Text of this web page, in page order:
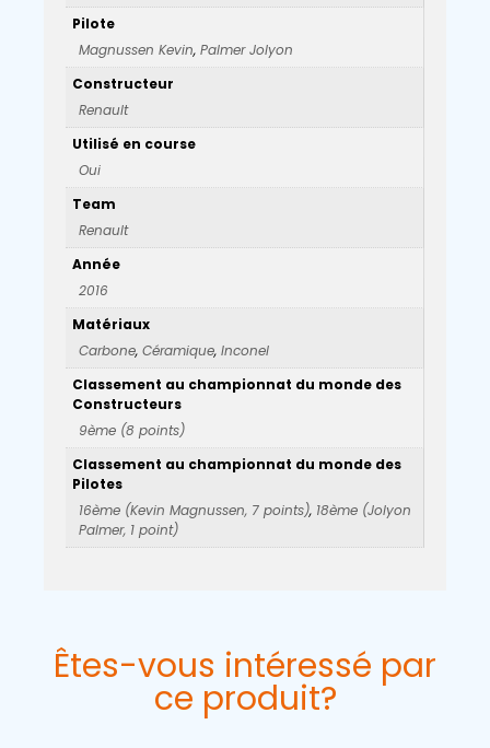
Pilote
Magnussen Kevin, Palmer Jolyon
Constructeur
Renault
Utilisé en course
Oui
Team
Renault
Année
2016
Matériaux
Carbone, Céramique, Inconel
Classement au championnat du monde des
Constructeurs
9ème (8 points)
Classement au championnat du monde des
Pilotes
16ème (Kevin Magnussen, 7 points), 18ème (Jolyon
Palmer, 1 point)
Êtes-vous intéressé par
ce produit?